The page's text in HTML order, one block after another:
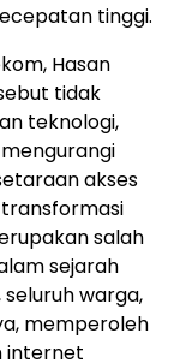
tinggi.
Hasan
tidak
teknologi,
akses
salah
sejarah
warga,
memperoleh
internet